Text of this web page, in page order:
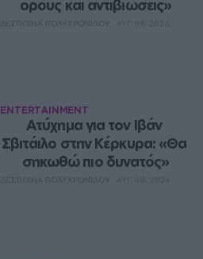
ορούς και αντιβιώσεις»
ENTERTAINMENT
Ατύχημα για τον Ιβάν
Σβιτάιλο στην Κέρκυρα: «Θα
σηκωθώ πιο δυνατός»